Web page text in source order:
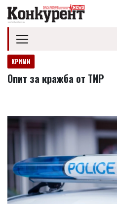
КРИМИ
Опит за кражба от ТИР